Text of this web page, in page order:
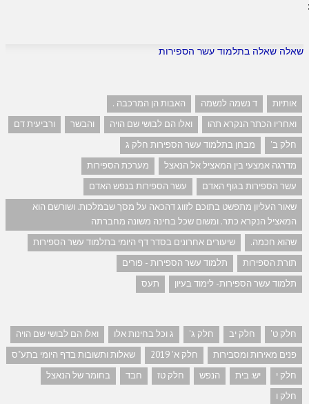
שאלה שאלה בתלמוד עשר הספירות
אותיות ד נשמה לנשמה
האבות הן המרכבה .
ואחריו הכתר הנקרא תהו
ואלו הם לבושי שם הויה והבשר
ורביעית דם
חלק ב'
מבחן בתלמוד עשר הספירות חלק ג
מדרגה אמצעי בין המאציל אל הנאצל
מערכת הספירות
עשר הספירות בגוף האדם
עשר הספירות בנפש האדם
שאור העליון מתפשט בתוכם לזווג דהכאה על מסך שבמלכות. ושורשם הוא
המאציל הנקרא כתר. ומשום שכל בחינה משונה מחברתה
שהוא חכמה.
שיעורים אחרונים בסדר דף היומי בתלמוד עשר הספירות
תורת הספירות
תלמוד עשר הספירות - פורים
תלמוד עשר הספירות- לימוד בעיון
תעס
חלק ט' חלק יב חלק ג' ג וכל בחינות אלו
ואלו הם לבושי שם הויה
פנים מאירות ומסבירות
חלק א' 2019
שאלות ותשובות בדף היומי בתע"ס
חלק י
יש: בית הנפש חלק טז חבד
בחומר של הנאצל
חלק ו